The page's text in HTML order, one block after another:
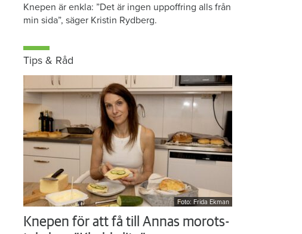
Knepen är enkla: ”Det är ingen uppoffring alls från
min sida”, säger Kristin Rydberg.
Tips & Råd
Foto: Frida Ekman
Knepen för att få till Annas morots-